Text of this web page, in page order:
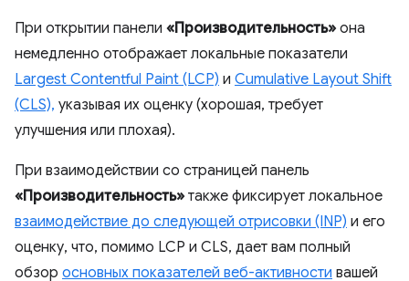
При открытии панели «Производительность» она
немедленно отображает локальные показатели
Largest Contentful Paint (LCP) и Cumulative Layout Shift
(CLS), указывая их оценку (хорошая, требует
улучшения или плохая).
При взаимодействии со страницей панель
«Производительность» также фиксирует локальное
взаимодействие до следующей отрисовки (INP) и его
оценку, что, помимо LCP и CLS, дает вам полный
обзор основных показателей веб-активности вашей